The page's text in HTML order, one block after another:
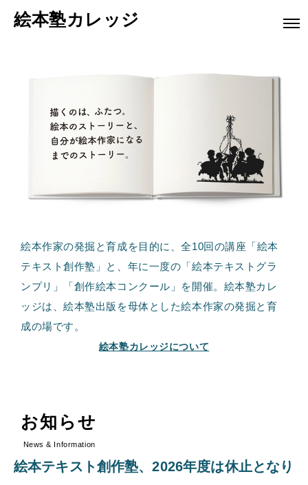
絵本塾カレッジ
絵本作家の発掘と育成を目的に、全10回の講座「絵本
テキスト創作塾」と、年に一度の「絵本テキストグラ
ンプリ」「創作絵本コンクール」を開催。絵本塾カレ
ッジは、絵本塾出版を母体とした絵本作家の発掘と育
成の場です。
絵本塾カレッジについて
お知らせ
News & Information
絵本テキスト創作塾、2026年度は休止となり